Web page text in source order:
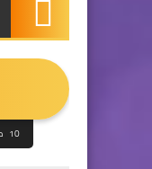
10 مارس 2022